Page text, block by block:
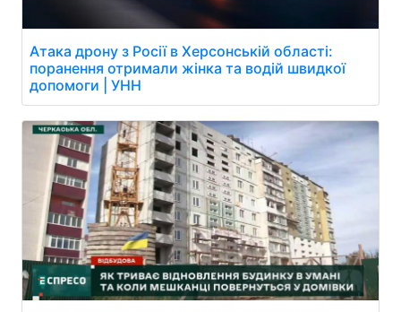
Атака дрону з Росії в Херсонській області:
поранення отримали жінка та водій швидкої
допомоги | УНН